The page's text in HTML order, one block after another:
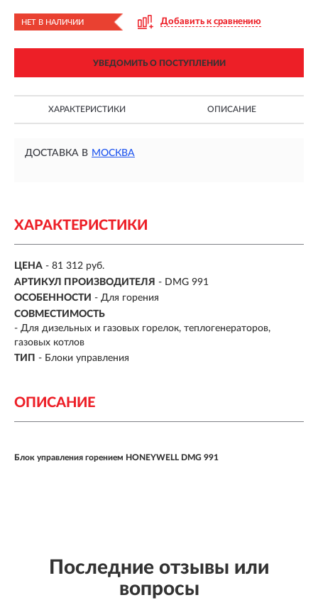
НЕТ В НАЛИЧИИ Добавить к сравнению
УВЕДОМИТЬ О ПОСТУПЛЕНИИ
ХАРАКТЕРИСТИКИ ОПИСАНИЕ
ДОСТАВКА В МОСКВА
ХАРАКТЕРИСТИКИ
ЦЕНА - 81 312 руб.
АРТИКУЛ ПРОИЗВОДИТЕЛЯ - DMG 991
ОСОБЕННОСТИ - Для горения
СОВМЕСТИМОСТЬ
- Для дизельных и газовых горелок, теплогенераторов,
газовых котлов
ТИП - Блоки управления
ОПИСАНИЕ
Блок управления горением HONEYWELL DMG 991
Последние отзывы или
вопросы